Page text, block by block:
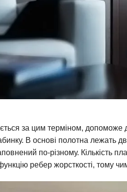
за цим терміном, допоможе
В основі полотна лежать
по-різному. Кількість
ребер жорсткості, тому